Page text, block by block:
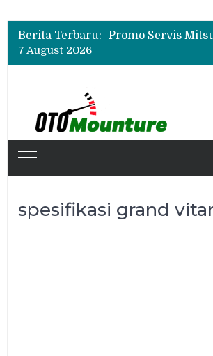
Berita Terbaru:
7 August 2026
spesifikasi grand